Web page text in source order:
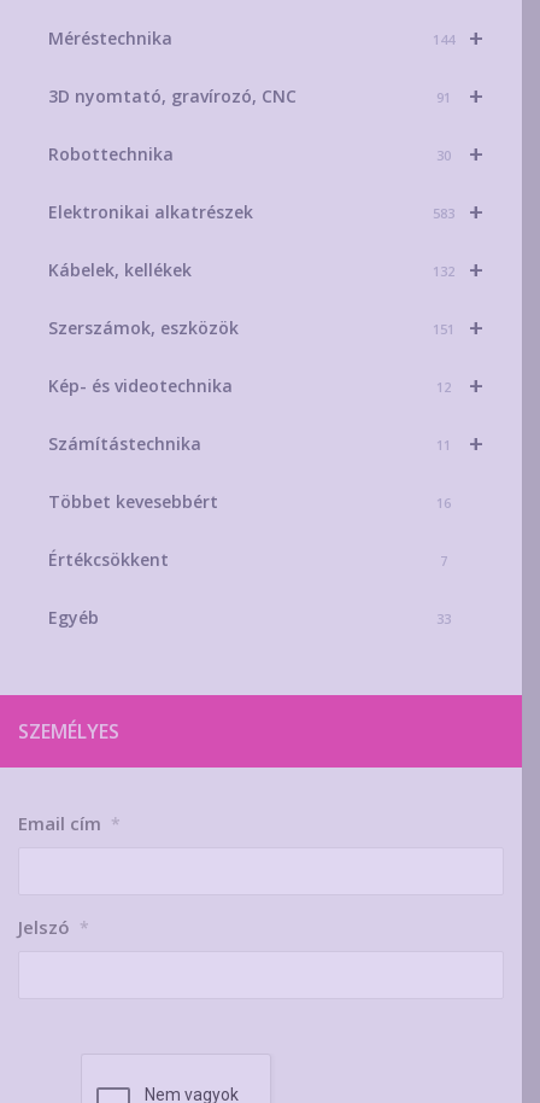
+
Méréstechnika 144
+
3D nyomtató, gravírozó, CNC 91
+
Robottechnika 30
+
Elektronikai alkatrészek 583
+
Kábelek, kellékek 132
+
Szerszámok, eszközök 151
+
Kép- és videotechnika 12
+
Számítástechnika 11
Többet kevesebbért 16
Értékcsökkent 7
Egyéb 33
SZEMÉLYES
Email cím *
Jelszó *